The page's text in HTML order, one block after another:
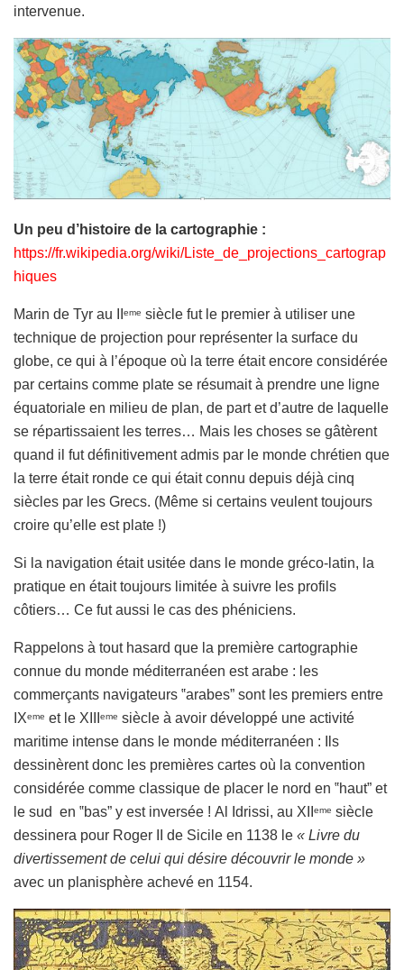
intervenue.
Un peu d’histoire de la cartographie :
https://fr.wikipedia.org/wiki/Liste_de_projections_cartograp
hiques
Marin de Tyr au II eme siècle fut le premier à utiliser une
technique de projection pour représenter la surface du
globe, ce qui à l’époque où la terre était encore considérée
par certains comme plate se résumait à prendre une ligne
équatoriale en milieu de plan, de part et d’autre de laquelle
se répartissaient les terres… Mais les choses se gâtèrent
quand il fut définitivement admis par le monde chrétien que
la terre était ronde ce qui était connu depuis déjà cinq
siècles par les Grecs. (Même si certains veulent toujours
croire qu’elle est plate !)
Si la navigation était usitée dans le monde gréco-latin, la
pratique en était toujours limitée à suivre les profils
côtiers… Ce fut aussi le cas des phéniciens.
Rappelons à tout hasard que la première cartographie
connue du monde méditerranéen est arabe : les
commerçants navigateurs ‟arabes” sont les premiers entre
IXeme et le XIII eme siècle à avoir développé une activité
maritime intense dans le monde méditerranéen : Ils
dessinèrent donc les premières cartes où la convention
considérée comme classique de placer le nord en ‟haut” et
le sud en ‟bas” y est inversée ! Al Idrissi, au XII
eme siècle
dessinera pour Roger II de Sicile en 1138 le « Livre du
divertissement de celui qui désire découvrir le monde »
avec un planisphère achevé en 1154.